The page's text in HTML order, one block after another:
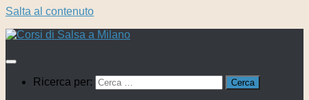
Salta al contenuto
Ricerca per: